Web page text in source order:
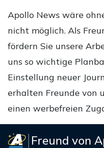
Apollo News wäre
nicht möglich. Als
fördern Sie unsere
uns so wichtige
Einstellung neuer
erhalten Freunde von
einen werbefreien
Freund von